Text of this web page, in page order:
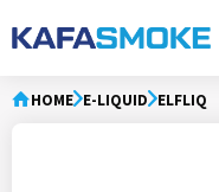
HOME E-LIQUID ELFLIQ